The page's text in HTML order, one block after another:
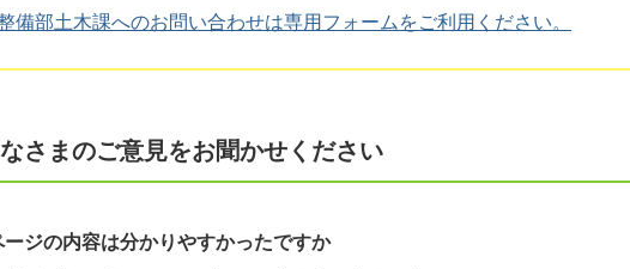
備部土木課へのお問い合わせは専用フォームをご利用ください。
さまのご意見をお聞かせください
ージの内容は分かりやすかったですか